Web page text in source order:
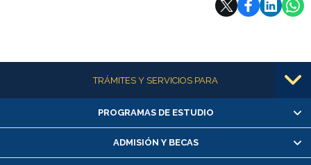
Más informaciónTRÁMITES Y SERVICIOS PARA
Alumnas/os y exalumnas/os
Matrícula en línea
Inscripción y cambio de asignaturas
PROGRAMAS DE ESTUDIO
ADMISIÓN Y BECAS